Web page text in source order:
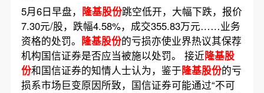
5月6日早盘， 隆基股份跳空低开，大幅下跌，报价
7.30元/股，跌幅4.58%，成交355.83万元……业务
资格的处罚。 隆基股份的亏损亦使业界热议其保荐
机构国信证券是否应当被施以处罚。 接近隆基股
份和国信证券的知情人士认为，鉴于隆基股份的亏
损系市场巨变原因所致，国信证券可能通过“不可